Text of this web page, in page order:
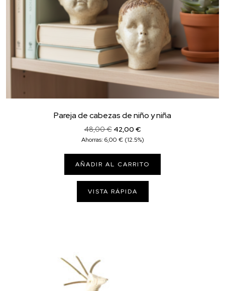
Pareja de cabezas de niño y niña
48,00€ El
precio
48,00 €.
42,00 €El
precio
42,00 €.
Ahorras: 6,00 € (12.5%)
AÑADIR AL CARRITO
VISTA RÁPIDA